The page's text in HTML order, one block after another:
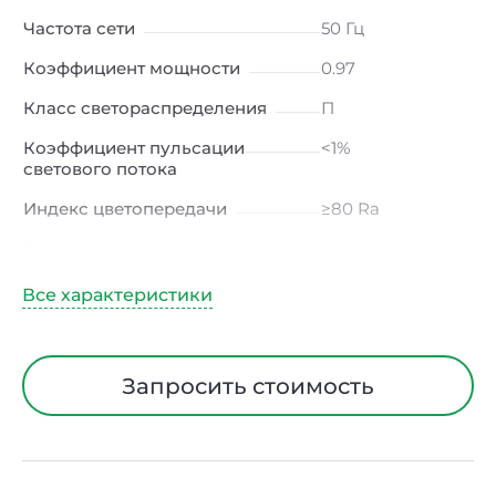
Частота сети
50 Гц
Коэффициент мощности
0.97
Класс светораспределения
П
Коэффициент пульсации
светового потока
<1%
Индекс цветопередачи
≥80 Ra
Угол рассеивания
Диапазон рабочих
температурЗапросить стоимость